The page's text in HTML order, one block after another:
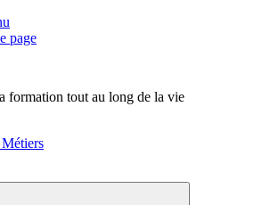
page
formation tout au long de la vie